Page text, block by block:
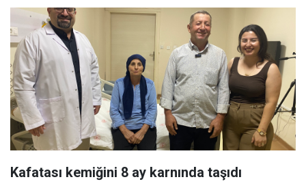
Kafatası kemiğini 8 ay karnında taşıdı